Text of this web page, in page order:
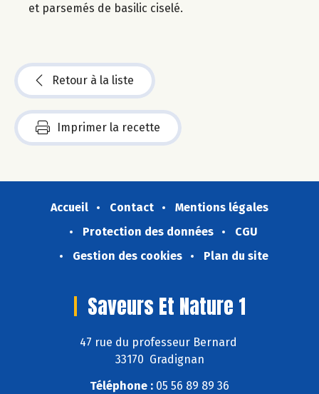
et parsemés de basilic ciselé.
Retour à la liste
Imprimer la recette
Accueil Contact
Mentions légales
Protection des données
CGU
Gestion des cookies
Plan du site
Saveurs Et Nature 1
47 rue du professeur Bernard
33170 Gradignan
Téléphone : 05 56 89 89 36